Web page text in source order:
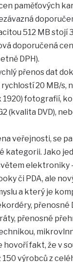
paměťových
512 MB stojí
doporučená
DPH).
přenos dat
20 MB/s,
1920) fotografií,
(kvalita DVD),
veřejnosti, se
kategorii. Jako
elektroniky
či PDA, ale
a který je
přenosné
přenosné
fakt, že v
výrobců z